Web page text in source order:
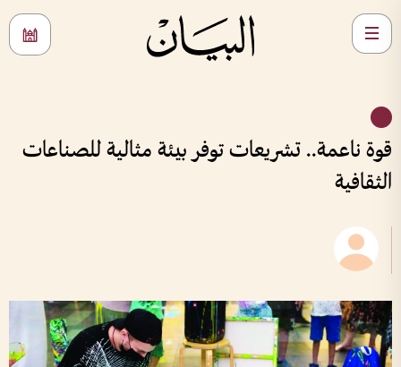
قوة ناعمة.. تشريعات توفر بيئة مثالية للصناعات
الثقافية